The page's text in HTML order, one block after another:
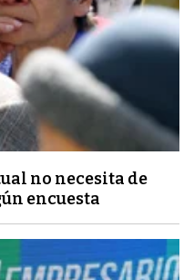
no necesita de
encuesta